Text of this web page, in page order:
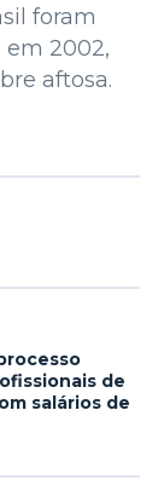
foram
2002,
aftosa.
de
salários de